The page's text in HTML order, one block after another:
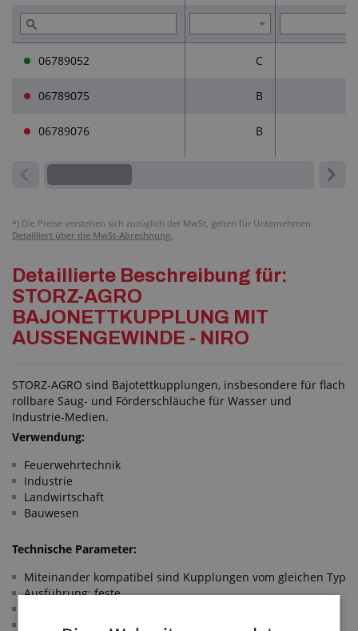
06789052 C
06789075 B
06789076 B
*) Die Preise verstehen sich zuzüglich der MwSt, gelten für Unternehmen.
Detailliert über die MwSt-Abrechnung.
Detaillierte Beschreibung für:
STORZ-AGRO
BAJONETTKUPPLUNG MIT
AUSSENGEWINDE - NIRO
STORZ-AGRO sind Bajotettkupplungen, insbesondere für flach
rollbare Saug- und Förderschläuche für Wasser und
Industrie-Medien.
Verwendung:
Feuerwehrtechnik
Industrie
Landwirtschaft
Bauwesen
Technische Parameter:
Miteinander kompatibel sind Kupplungen vom gleichen Typ
Ausführung: feste
Dichtung: Viton